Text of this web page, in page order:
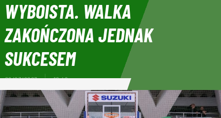
WYBOISTA. WALKA
ZAKOŃCZONA JEDNAK
SUKCESEM
09/03/2023 10:46